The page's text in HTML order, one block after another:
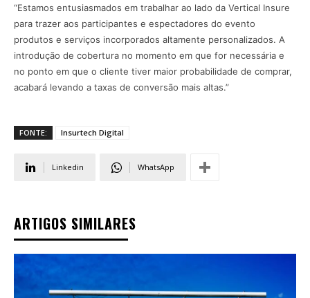
“Estamos entusiasmados em trabalhar ao lado da Vertical Insure
para trazer aos participantes e espectadores do evento
produtos e serviços incorporados altamente personalizados. A
introdução de cobertura no momento em que for necessária e
no ponto em que o cliente tiver maior probabilidade de comprar,
acabará levando a taxas de conversão mais altas.”
FONTE: Insurtech Digital
Linkedin WhatsApp
ARTIGOS SIMILARES